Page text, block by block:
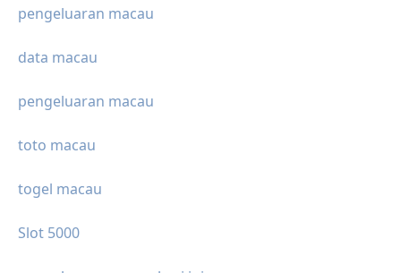
pengeluaran macau
data macau
pengeluaran macau
toto macau
togel macau
Slot 5000